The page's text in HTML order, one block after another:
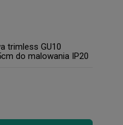
trimless GU10
do malowania IP20